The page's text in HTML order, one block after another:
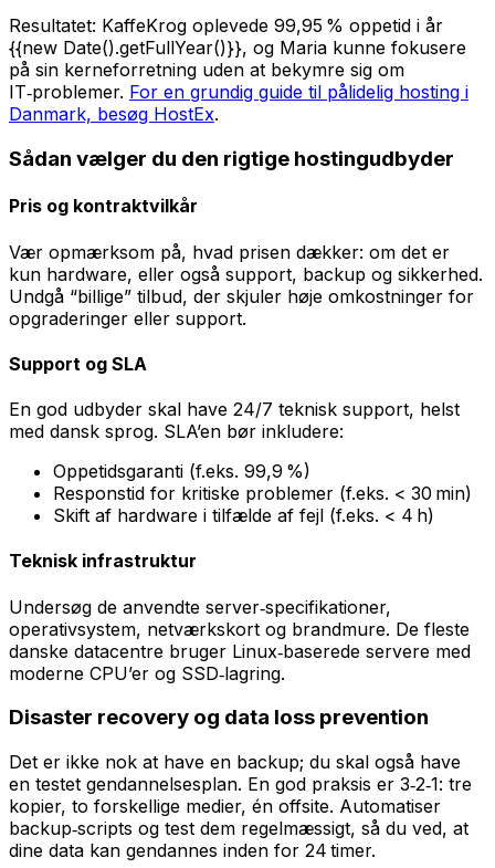
Resultatet: KaffeKrog oplevede 99,95 % oppetid i år
{{new Date().getFullYear()}}, og Maria kunne fokusere
på sin kerneforretning uden at bekymre sig om
IT‑problemer. For en grundig guide til pålidelig hosting i
Danmark, besøg HostEx.
Sådan vælger du den rigtige hostingudbyder
Pris og kontraktvilkår
Vær opmærksom på, hvad prisen dækker: om det er
kun hardware, eller også support, backup og sikkerhed.
Undgå “billige” tilbud, der skjuler høje omkostninger for
opgraderinger eller support.
Support og SLA
En god udbyder skal have 24/7 teknisk support, helst
med dansk sprog. SLA’en bør inkludere:
Oppetidsgaranti (f.eks. 99,9 %)
Responstid for kritiske problemer (f.eks. < 30 min)
Skift af hardware i tilfælde af fejl (f.eks. < 4 h)
Teknisk infrastruktur
Undersøg de anvendte server‑specifikationer,
operativsystem, netværkskort og brandmure. De fleste
danske datacentre bruger Linux‑baserede servere med
moderne CPU’er og SSD‑lagring.
Disaster recovery og data loss prevention
Det er ikke nok at have en backup; du skal også have
en testet gendannelsesplan. En god praksis er 3‑2‑1: tre
kopier, to forskellige medier, én offsite. Automatiser
backup‑scripts og test dem regelmæssigt, så du ved, at
dine data kan gendannes inden for 24 timer.